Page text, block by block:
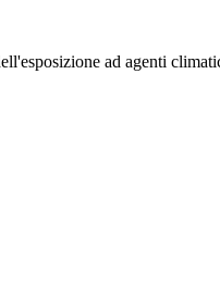
ad agenti